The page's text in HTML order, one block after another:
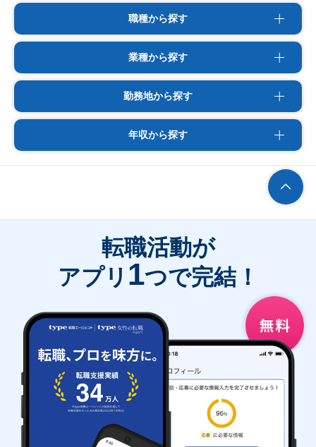
職種から探す
業種から探す
勤務地から探す
年収から探す
転職活動が
アプリ 1つで完結！